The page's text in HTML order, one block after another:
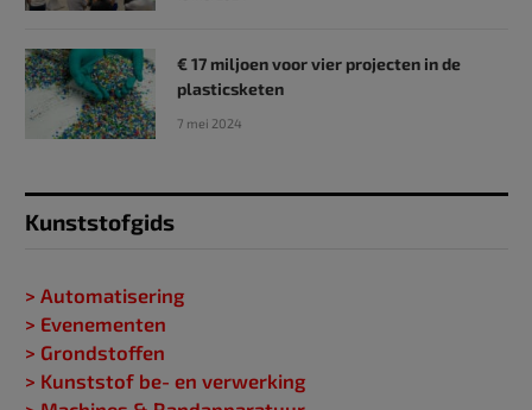
€ 17 miljoen voor vier projecten in de
plasticsketen
7 mei 2024
Kunststofgids
> Automatisering
> Evenementen
> Grondstoffen
> Kunststof be- en verwerking